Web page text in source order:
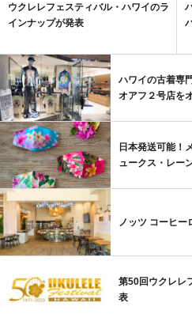
ウクレレフェスティバル・ハワイのラ
インナップが発表
ハワイの古着専
オアフ２号店を
日本発送可能！
ュークス・レー
ノッツ コーヒー
第50回ウクレレ
表